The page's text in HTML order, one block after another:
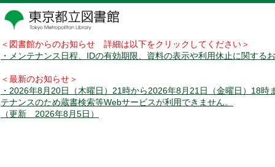
＜図書館からのお知らせ 詳細は以下をクリックしてください＞
・メンテナンス日程、IDの有効期限、資料の表示や利用休止に関する
＜最新のお知らせ＞
・2026年8月20日（木曜日）21時から2026年8月21日（金曜日）18時
テナンスのため蔵書検索等Webサービスが利用できません。
（更新 2026年8月5日）